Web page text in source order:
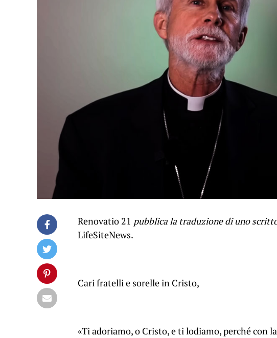
Renovatio 21 pubblica la traduzione di uno
LifeSiteNews.
Cari fratelli e sorelle in Cristo,
«Ti adoriamo, o Cristo, e ti lodiamo, perché con